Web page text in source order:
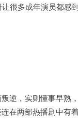
很多成年演员都感
，实则懂事早熟
在两部热播剧中有